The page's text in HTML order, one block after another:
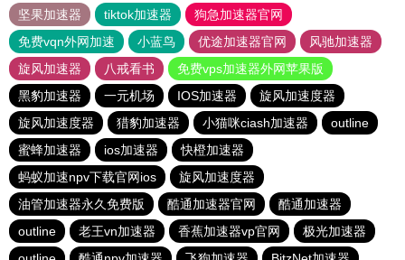
坚果加速器
tiktok加速器
狗急加速器官网
免费vqn外网加速
小蓝鸟 优途加速器官网
风驰加速器
旋风加速器
八戒看书
免费vps加速器外网苹果版
黑豹加速器
一元机场 IOS加速器
旋风加速度器
旋风加速度器
猎豹加速器 小猫咪ciash加速器
outline
蜜蜂加速器
ios加速器
快橙加速器
蚂蚁加速npv下载官网ios
旋风加速度器
油管加速器永久免费版
酷通加速器官网
酷通加速器
outline
老王vn加速器 香蕉加速器vp官网
极光加速器